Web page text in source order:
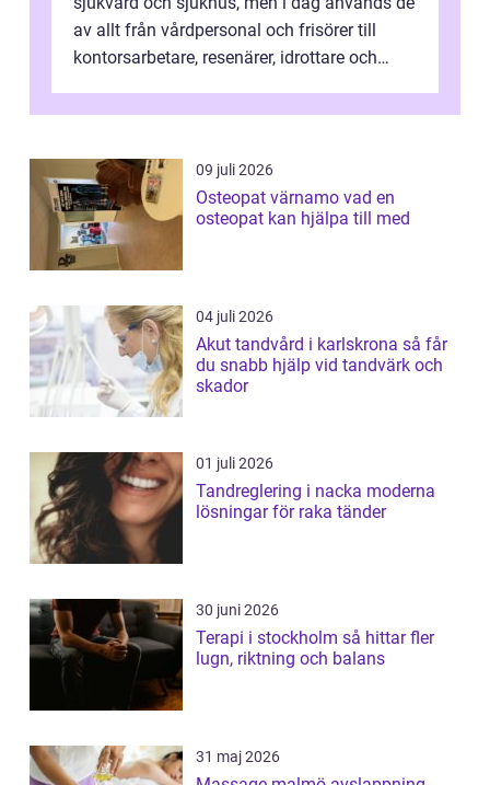
av allt från vårdpersonal och frisörer till
kontorsarbetare, resenärer, idrottare och
09 juli 2026
Osteopat värnamo vad en
osteopat kan hjälpa till med
04 juli 2026
Akut tandvård i karlskrona så får
du snabb hjälp vid tandvärk och
skador
01 juli 2026
Tandreglering i nacka moderna
lösningar för raka tänder
30 juni 2026
Terapi i stockholm så hittar fler
lugn, riktning och balans
31 maj 2026